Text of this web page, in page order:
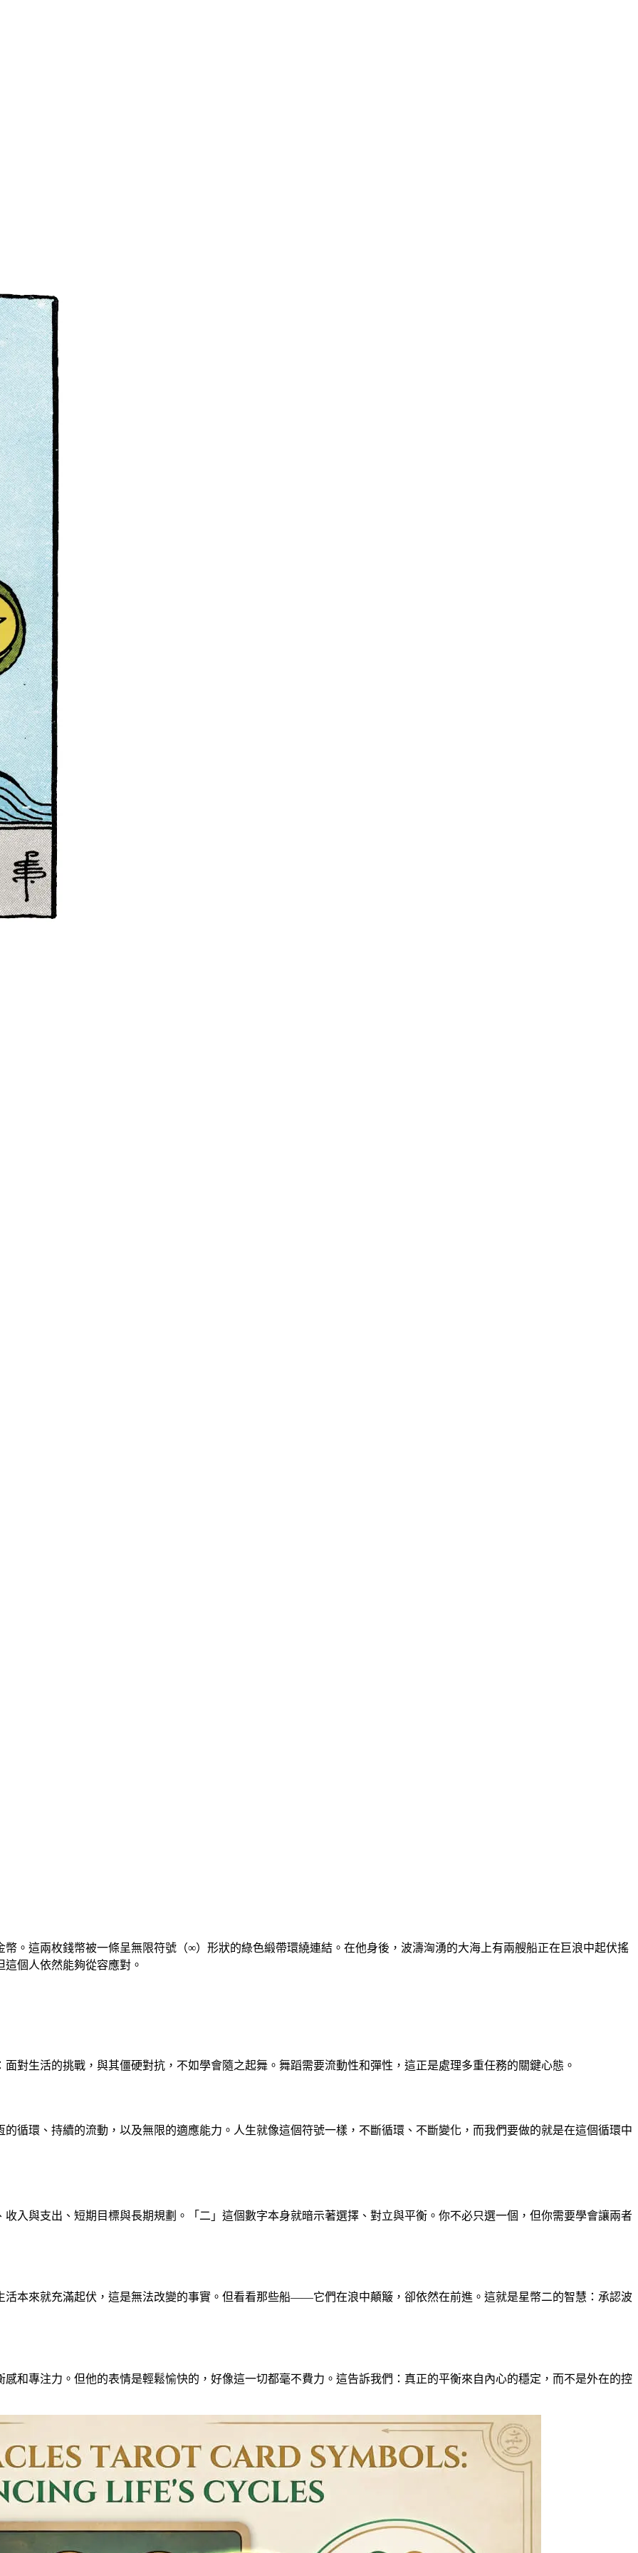
。這兩枚錢幣被一條呈無限符號（∞）形狀的綠色緞帶環繞連結。在他身後，波濤洶湧的大海上有兩艘船正在巨浪中起伏搖
個人依然能夠從容應對。
對生活的挑戰，與其僵硬對抗，不如學會隨之起舞。舞蹈需要流動性和彈性，這正是處理多重任務的關鍵心態。
循環、持續的流動，以及無限的適應能力。人生就像這個符號一樣，不斷循環、不斷變化，而我們要做的就是在這個循環中
入與支出、短期目標與長期規劃。「二」這個數字本身就暗示著選擇、對立與平衡。你不必只選一個，但你需要學會讓兩者
本來就充滿起伏，這是無法改變的事實。但看看那些船——它們在浪中顛簸，卻依然在前進。這就是星幣二的智慧：承認波
和專注力。但他的表情是輕鬆愉快的，好像這一切都毫不費力。這告訴我們：真正的平衡來自內心的穩定，而不是外在的控